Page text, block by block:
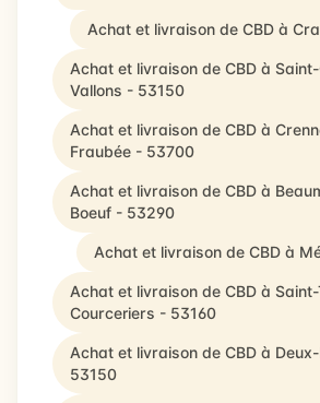
Achat et livraison de CBD à
Achat et livraison de CBD à
Vallons - 53150
Achat et livraison de CBD à
Fraubée - 53700
Achat et livraison de CBD à
Boeuf - 53290
Achat et livraison de CBD à
Achat et livraison de CBD à
Courceriers - 53160
Achat et livraison de CBD à
53150